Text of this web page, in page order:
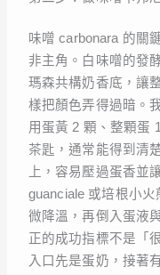
味噌 carbonara 的關
非主角。白味噌的發
瑪森共構奶香底，讓
樣把顏色弄得過暗。
用蛋黃 2 顆、整顆蛋
茶匙，通常能得到清
上，容易壓過蛋香並
guanciale 或培根小
微降溫，再倒入蛋液
正的成功指標不是「
入口先是蛋奶，接著